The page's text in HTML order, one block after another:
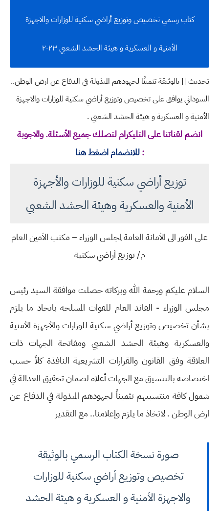
كتاب رسمي تخصيص وتوزيع أراضي سكنية للوزارات والاجهزة
الأمنية و العسكرية و هيئة الحشد الشعبي ٢٠٢٣
تحديث || بالوثيقة تثمينًا لجهودهم المبذولة في الدفاع عن ارض الوطن..
السوداني يوافق على تخصيص وتوزيع أراضي سكنية للوزارات والاجهزة
الأمنية و العسكرية و هيئة الحشد الشعبي .
انضم لقناتنا على التليكرام لتصلك جميع الأسئلة. والاجوبة
: للانضمام اضغط هنا
توزيع أراضي سكنية للوزارات والأجهزة
الأمنية والعسكرية وهيئة الحشد الشعبي
على الفور الى الأمانة العامة لمجلس الوزراء – مكتب الأمين العام
م/ توزيع أراضي سكنية
السلام عليكم ورحمة الله وبركاته حصلت موافقة السيد رئيس
مجلس الوزراء - القائد العام للقوات المسلحة باتخاذ ما يلزم
بشأن تخصيص وتوزيع أراضي سكنية للوزارات والأجهزة الأمنية
والعسكرية وهيئة الحشد الشعبي ومفاتحة الجهات ذات
العلاقة وفق القانون والقرارات التشريعية النافذة كلاً حسب
اختصاصه بالتنسيق مع الجهات أعلاه لضمان تحقيق العدالة في
شمول كافة منتسبيهم تثميناً لجهودهم المبذولة في الدفاع عن
ارض الوطن . لاتخاذ ما يلزم وإعلامنا.. مع التقدير
صورة نسخة الكتاب الرسمي بالوثيقة
تخصيص وتوزيع أراضي سكنية للوزارات
والاجهزة الأمنية و العسكرية و هيئة الحشد